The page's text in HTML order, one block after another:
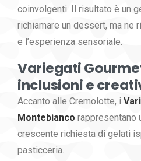
coinvolgenti. Il risultato è un
richiamare un dessert, ma ne
e l’esperienza sensoriale.
Variegati
inclusioni e
Accanto alle Cremolotte, i
Montebianco rappresentano
crescente richiesta di gelati
pasticceria.